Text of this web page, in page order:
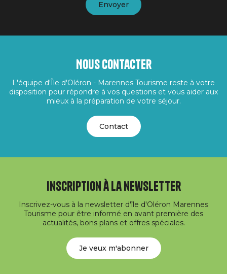
Nous contacter
L'équipe d'Île d'Oléron - Marennes Tourisme reste à votre
disposition pour répondre à vos questions et vous aider aux
mieux à la préparation de votre séjour.
Contact
Inscription à la newsletter
Inscrivez-vous à la newsletter d'île d'Oléron Marennes
Tourisme pour être informé en avant première des
actualités, bons plans et offres spéciales.
Je veux m'abonner